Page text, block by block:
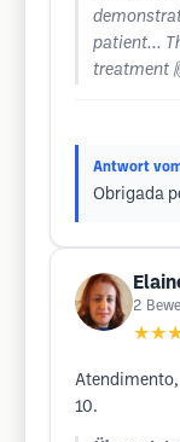
patient...
treatment
Antwort
Obrigada
2
10.